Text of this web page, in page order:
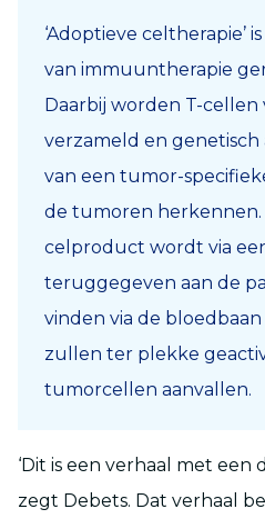
‘Adoptieve celtherapie’
van immuuntherapie
Daarbij worden T-cellen
verzameld en genetisch
van een tumor-
de tumoren
celproduct wordt via
teruggegeven aan de
vinden via de
zullen ter plekke
tumorcellen aanvallen.
‘Dit is een verhaal met een
zegt Debets. Dat verhaal